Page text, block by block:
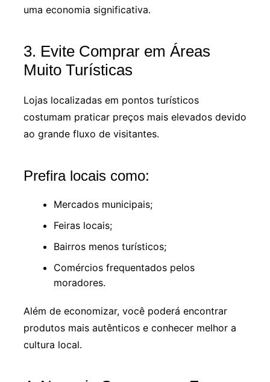
uma economia significativa.
3. Evite Comprar em Áreas
Muito Turísticas
Lojas localizadas em pontos turísticos
costumam praticar preços mais elevados devido
ao grande fluxo de visitantes.
Prefira locais como:
Mercados municipais;
Feiras locais;
Bairros menos turísticos;
Comércios frequentados pelos
moradores.
Além de economizar, você poderá encontrar
produtos mais autênticos e conhecer melhor a
cultura local.